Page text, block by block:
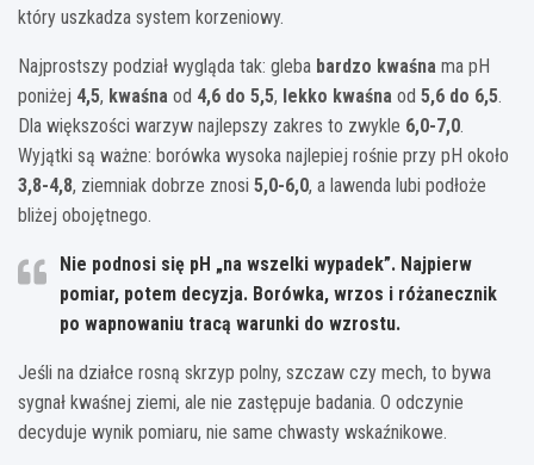
który uszkadza system korzeniowy.
Najprostszy podział wygląda tak: gleba bardzo kwaśna ma pH
poniżej 4,5, kwaśna od 4,6 do 5,5, lekko kwaśna od 5,6 do 6,5.
Dla większości warzyw najlepszy zakres to zwykle 6,0-7,0.
Wyjątki są ważne: borówka wysoka najlepiej rośnie przy pH około
3,8-4,8, ziemniak dobrze znosi 5,0-6,0, a lawenda lubi podłoże
bliżej obojętnego.
Nie podnosi się pH „na wszelki wypadek”. Najpierw
pomiar, potem decyzja. Borówka, wrzos i różanecznik
po wapnowaniu tracą warunki do wzrostu.
Jeśli na działce rosną skrzyp polny, szczaw czy mech, to bywa
sygnał kwaśnej ziemi, ale nie zastępuje badania. O odczynie
decyduje wynik pomiaru, nie same chwasty wskaźnikowe.